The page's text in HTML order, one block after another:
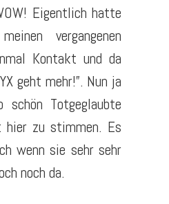
Eigentlich hatte
vergangenen
Kontakt und da
geht mehr!”. Nun ja
Totgeglaubte
hier zu stimmen. Es
wenn sie sehr sehr
noch da.